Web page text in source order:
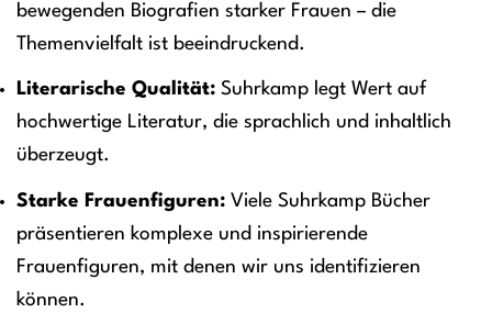
bewegenden Biografien starker Frauen – die
Themenvielfalt ist beeindruckend.
Literarische Qualität: Suhrkamp legt Wert auf
hochwertige Literatur, die sprachlich und inhaltlich
überzeugt.
Starke Frauenfiguren: Viele Suhrkamp Bücher
präsentieren komplexe und inspirierende
Frauenfiguren, mit denen wir uns identifizieren
können.